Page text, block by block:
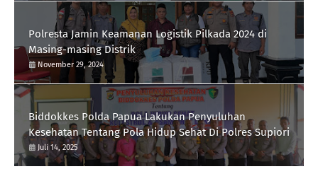
Polresta Jamin Keamanan Logistik Pilkada 2024 di
Masing-masing Distrik
November 29, 2024
Biddokkes Polda Papua Lakukan Penyuluhan
Kesehatan Tentang Pola Hidup Sehat Di Polres Supiori
Juli 14, 2025